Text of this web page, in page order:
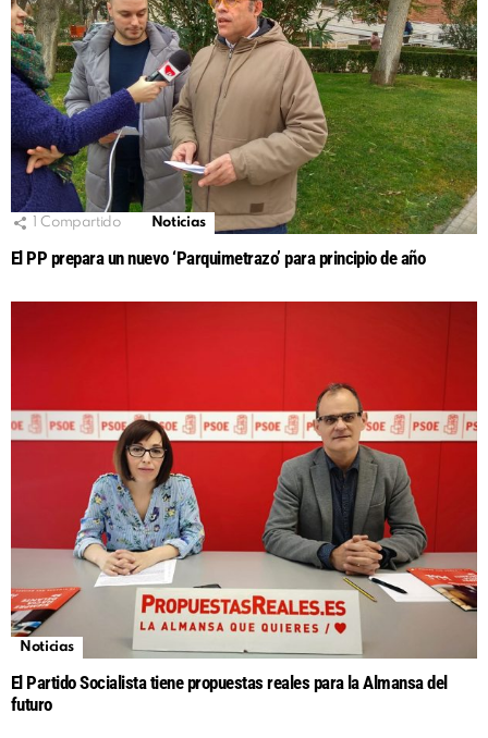
Compartido Noticias
El PP prepara un nuevo ‘Parquimetrazo’ para principio de año
Noticias
El Partido Socialista tiene propuestas reales para la Almansa del
futuro